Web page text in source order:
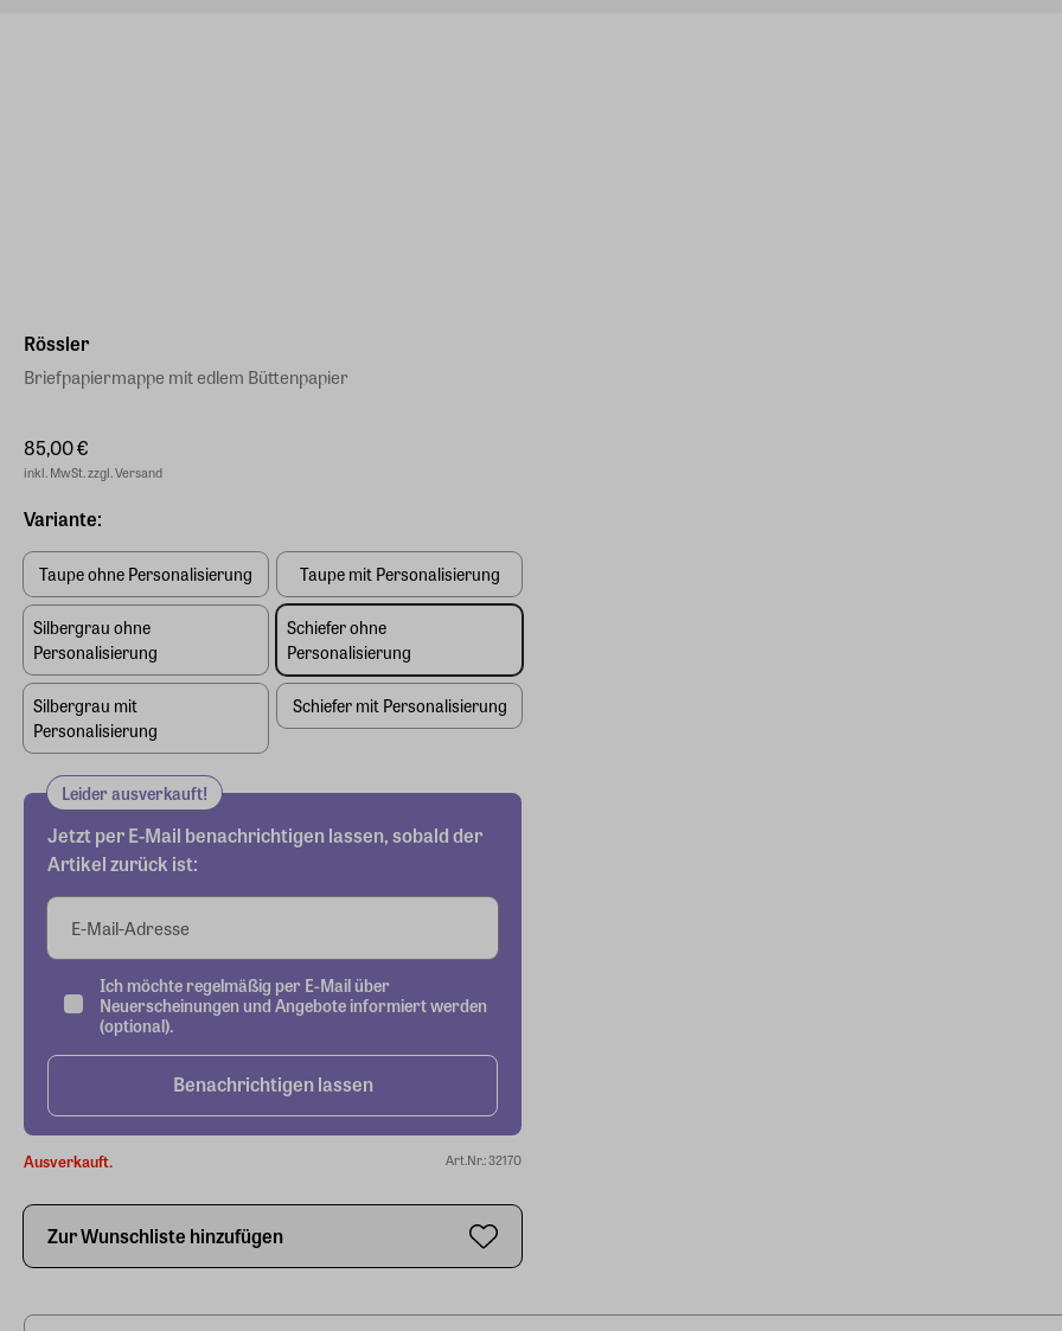
Rössler
Briefpapiermappe mit edlem Büttenpapier
85,00 €
inkl. MwSt. zzgl. Versand
Variante:
Taupe ohne Personalisierung Taupe mit Personalisierung
Silbergrau ohne
Personalisierung
Schiefer ohne
Personalisierung
Silbergrau mit
Personalisierung
Schiefer mit Personalisierung
Leider ausverkauft!
Jetzt per E-Mail benachrichtigen lassen, sobald der
Artikel zurück ist:
E-Mail-Adresse
Ich möchte regelmäßig per E-Mail über
Neuerscheinungen und Angebote informiert werden
(optional).
Benachrichtigen lassen
Ausverkauft. Art.Nr.: 32170
Zur Wunschliste hinzufügen